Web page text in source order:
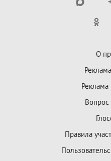
О
Реклама
Вопрос
Правила